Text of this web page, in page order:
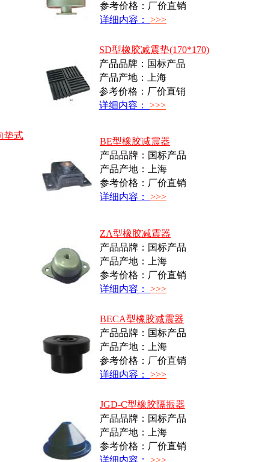
参考价格：厂价直销
详细内容： >>>
SD型橡胶减震垫(170*170)
产品品牌：国标产品
产品产地：上海
参考价格：厂价直销
详细内容： >>>
垫式
BE型橡胶减震器
产品品牌：国标产品
产品产地：上海
参考价格：厂价直销
详细内容： >>>
ZA型橡胶减震器
产品品牌：国标产品
产品产地：上海
参考价格：厂价直销
详细内容： >>>
BECA型橡胶减震器
产品品牌：国标产品
产品产地：上海
参考价格：厂价直销
详细内容： >>>
JGD-C型橡胶隔振器
产品品牌：国标产品
产品产地：上海
参考价格：厂价直销